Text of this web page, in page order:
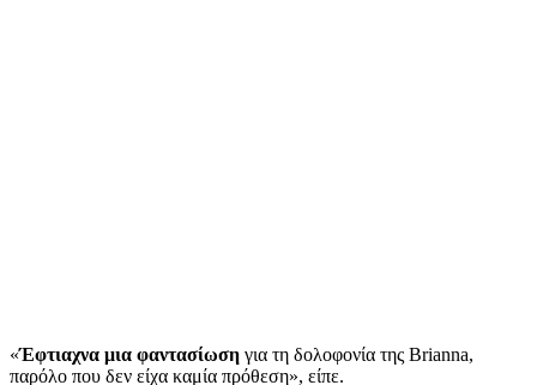
«Έφτιαχνα μια φαντασίωση για τη δολοφονία της Brianna,
παρόλο που δεν είχα καμία πρόθεση», είπε.